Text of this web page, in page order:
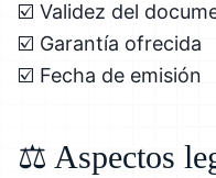
☑️ Validez del
☑️ Garantía ofrecida
☑️ Fecha de emisión
⚖️ Aspectos